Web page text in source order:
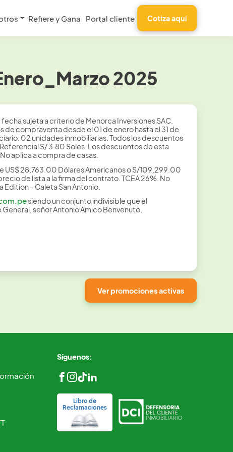
Refiere y Gana Portal cliente Cotiza aquí
2025
sujeta a criterio de Menorca Inversiones SAC.
compraventa desde el 01 de enero hasta el 31 de
02 unidades inmobiliarias. Todos los descuentos
S/ 3.80 Soles. Los descuentos de esta
aplica a compra de casas.
US$ 28,763.00 Dólares Americanos o S/109,299.00
de lista a la firma del contrato. TCEA 26%. No
– Caleta San Antonio.
siendo un conjunto indivisible que el
señor Antonio Amico Benvenuto,
Ver promociones activas
Síguenos:
Libro de
Reclamaciones